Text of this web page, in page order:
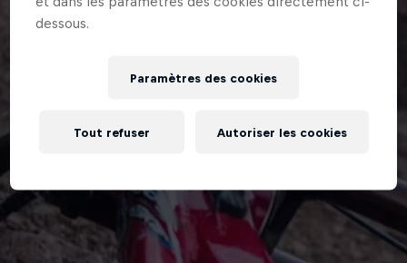
dessous.
Paramètres des cookies
Tout refuser Autoriser les cookies